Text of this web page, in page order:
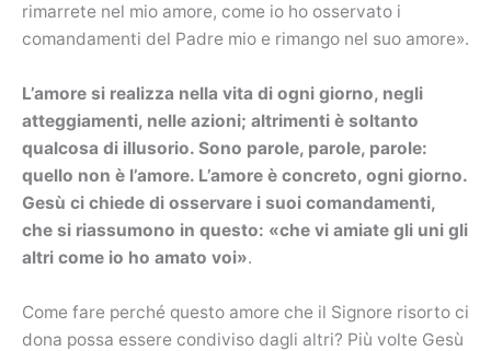
rimarrete nel mio amore, come io ho osservato i
comandamenti del Padre mio e rimango nel suo amore».
L’amore si realizza nella vita di ogni giorno, negli
atteggiamenti, nelle azioni; altrimenti è soltanto
qualcosa di illusorio. Sono parole, parole, parole:
quello non è l’amore. L’amore è concreto, ogni giorno.
Gesù ci chiede di osservare i suoi comandamenti,
che si riassumono in questo: «che vi amiate gli uni gli
altri come io ho amato voi».
Come fare perché questo amore che il Signore risorto ci
dona possa essere condiviso dagli altri? Più volte Gesù